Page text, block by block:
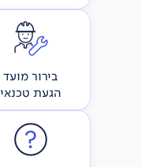
בירור מועד
הגעת טכנאי